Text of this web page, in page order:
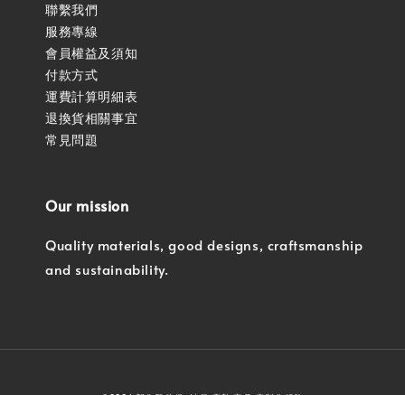
聯繫我們
服務專線
會員權益及須知
付款方式
運費計算明細表
退換貨相關事宜
常見問題
Our mission
Quality materials, good designs, craftsmanship
and sustainability.